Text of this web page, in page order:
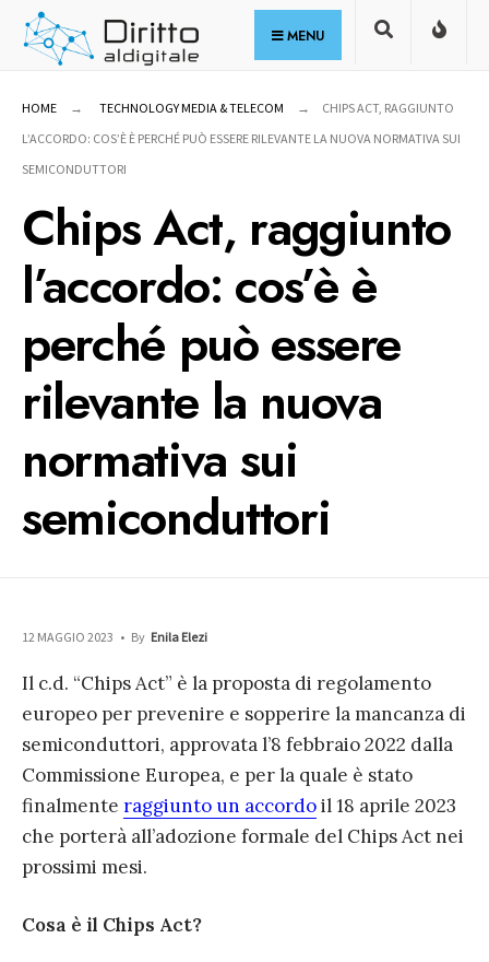
Skip
MENU
HOME TECHNOLOGY MEDIA & TELECOM
CHIPS ACT, RAGGIUNTO
L’ACCORDO: COS’È È PERCHÉ PUÒ ESSERE RILEVANTE LA NUOVA NORMATIVA SUI
SEMICONDUTTORI
Chips Act, raggiunto
l’accordo: cos’è è
perché può essere
rilevante la nuova
normativa sui
semiconduttori
12 MAGGIO 2023 • By Enila Elezi
Il c.d. “Chips Act” è la proposta di regolamento
europeo per prevenire e sopperire la mancanza di
semiconduttori, approvata l’8 febbraio 2022 dalla
Commissione Europea, e per la quale è stato
finalmente raggiunto un accordoil 18 aprile 2023
che porterà all’adozione formale del Chips Act nei
prossimi mesi.
Cosa è il Chips Act?